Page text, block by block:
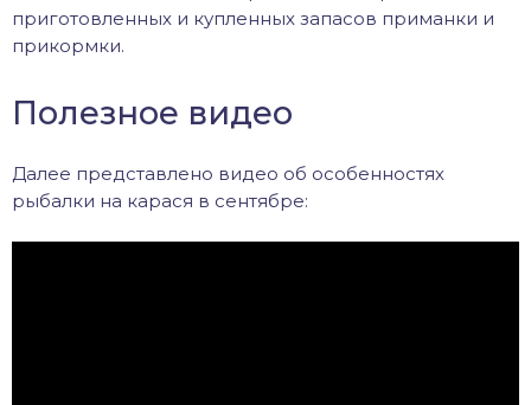
приготовленных и купленных запасов приманки и
прикормки.
Полезное видео
Далее представлено видео об особенностях
рыбалки на карася в сентябре: